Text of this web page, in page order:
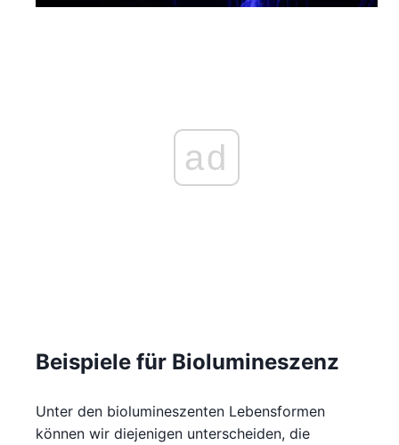
ad
Beispiele für Biolumineszenz
Unter den biolumineszenten Lebensformen
können wir diejenigen unterscheiden, die